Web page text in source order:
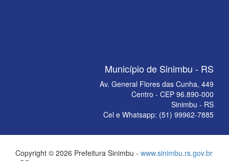
Município de Sinimbu - RS
Av. General Flores das Cunha, 449
Centro - CEP 96.890-000
Sinimbu - RS
Cel e Whatsapp: (51) 99962-7885
Copyright © 2026 Prefeitura Sinimbu - www.sinimbu.rs.gov.br